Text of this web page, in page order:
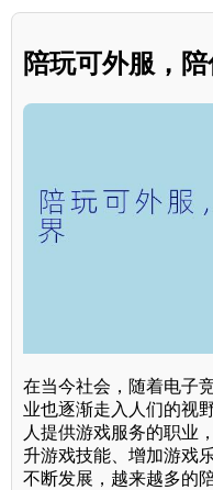
陪玩可外服，
在当今社会，随着电子
业也逐渐走入人们的视
人提供游戏服务的职业
升游戏技能、增加游戏
不断发展，越来越多的